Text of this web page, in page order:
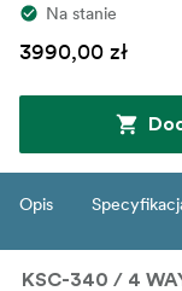
Na stanie
3990,00 zł
Opis
KSC-340 / 4